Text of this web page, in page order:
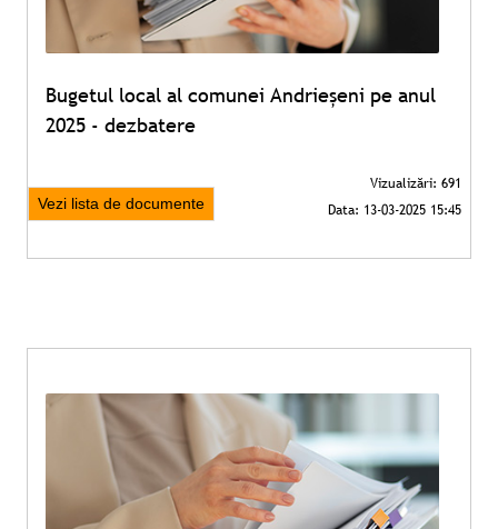
Bugetul local al comunei Andrieșeni pe anul
2025 - dezbatere
Vezi lista de documente